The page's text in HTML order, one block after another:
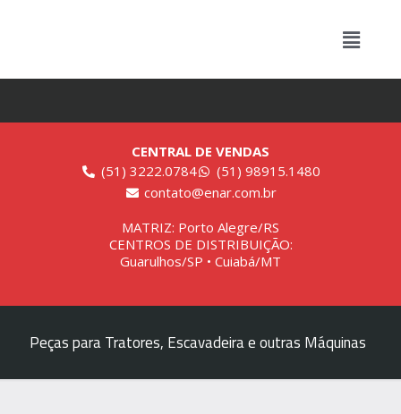
CENTRAL DE VENDAS
(51) 3222.0784
(51) 98915.1480
contato@enar.com.br
MATRIZ: Porto Alegre/RS
CENTROS DE DISTRIBUIÇÃO:
Guarulhos/SP • Cuiabá/MT
Peças para Tratores, Escavadeira e outras Máquinas